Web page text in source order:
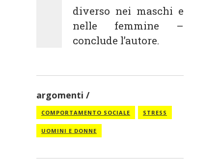
diverso nei maschi e
nelle femmine –
conclude l’autore.
argomenti
COMPORTAMENTO SOCIALE STRESS
UOMINI E DONNE